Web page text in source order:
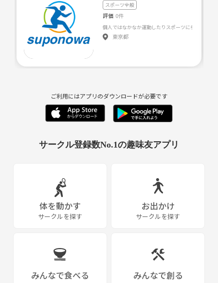
スポーツ全般
評価 0件
個人ではなかなか運動したりスポーツに参加した
東京都
ご利用にはアプリのダウンロードが必要です
サークル登録数No.1の趣味友アプリ
体を動かす
サークルを探す
お出かけ
サークルを探す
みんなで食べる みんなで創る